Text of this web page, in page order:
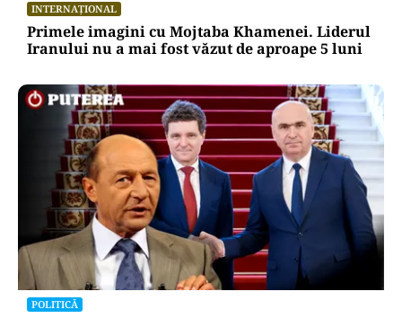
INTERNAȚIONAL
Primele imagini cu Mojtaba Khamenei. Liderul
Iranului nu a mai fost văzut de aproape 5 luni
POLITICĂ